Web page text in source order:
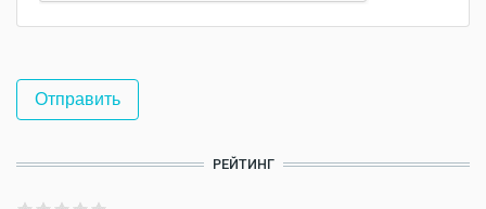
РЕЙТИНГ